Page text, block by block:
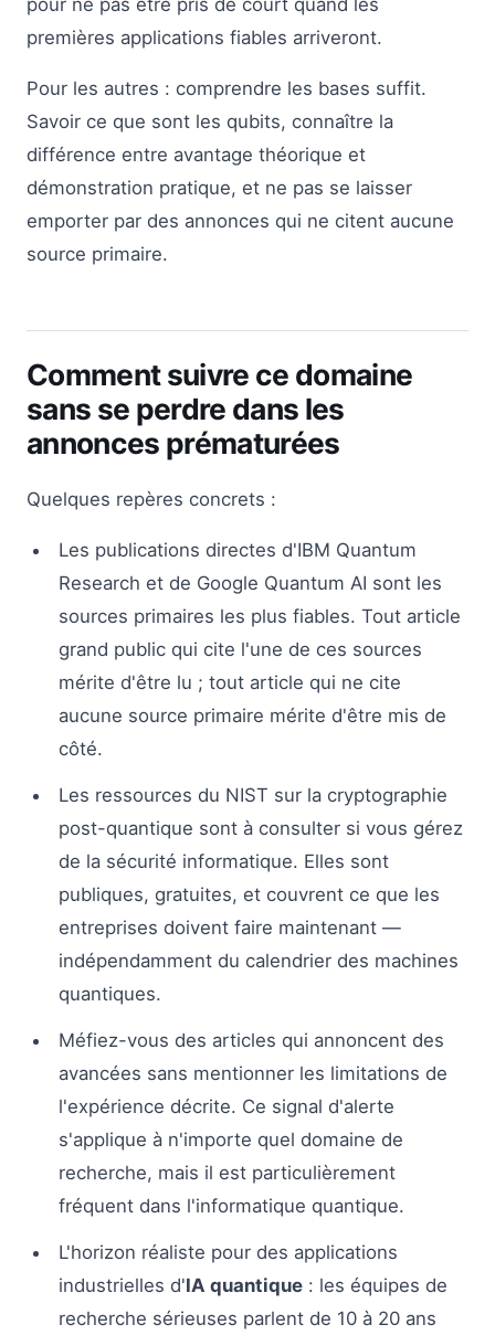
premières applications fiables arriveront.
Pour les autres : comprendre les bases suffit.
Savoir ce que sont les qubits, connaître la
différence entre avantage théorique et
démonstration pratique, et ne pas se laisser
emporter par des annonces qui ne citent aucune
source primaire.
Comment suivre ce domaine
sans se perdre dans les
annonces prématurées
Quelques repères concrets :
Les publications directes d'IBM Quantum
Research et de Google Quantum AI sont les
sources primaires les plus fiables. Tout article
grand public qui cite l'une de ces sources
mérite d'être lu ; tout article qui ne cite
aucune source primaire mérite d'être mis de
côté.
Les ressources du NIST sur la cryptographie
post-quantique sont à consulter si vous gérez
de la sécurité informatique. Elles sont
publiques, gratuites, et couvrent ce que les
entreprises doivent faire maintenant —
indépendamment du calendrier des machines
quantiques.
Méfiez-vous des articles qui annoncent des
avancées sans mentionner les limitations de
l'expérience décrite. Ce signal d'alerte
s'applique à n'importe quel domaine de
recherche, mais il est particulièrement
fréquent dans l'informatique quantique.
L'horizon réaliste pour des applications
industrielles d'IA quantique: les équipes de
recherche sérieuses parlent de 10 à 20 ans